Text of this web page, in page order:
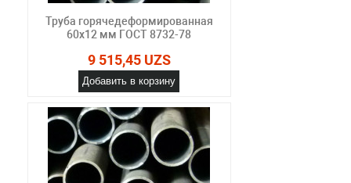
Труба горячедеформированная
60х12 мм ГОСТ 8732-78
9 515,45 UZS
Добавить в корзину